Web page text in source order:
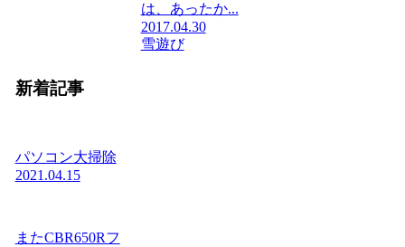
は、あったか...
2017.04.30
雪遊び
新着記事
パソコン大掃除
2021.04.15
またCBR650Rフ